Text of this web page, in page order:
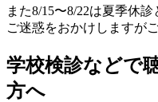
また8/15〜8/22は夏季休
ご迷惑をおかけしますが
学校検診などで
方へ